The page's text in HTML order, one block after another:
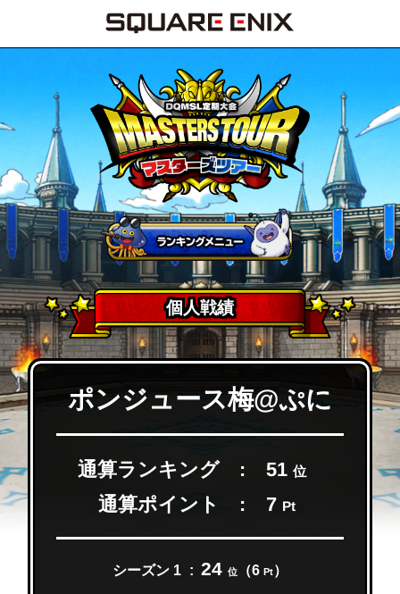
個人戦績
ポンジュース梅@ぷに
通算ランキング 51位
通算ポイント 7 Pt
シーズン 1 24 位（6 Pt）